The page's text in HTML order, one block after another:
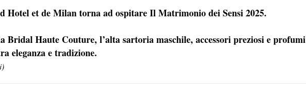
Hotel et de Milan torna ad ospitare Il Matrimonio dei Sensi 2025.
Bridal Haute Couture, l’alta sartoria maschile, accessori preziosi e profumi
eleganza e tradizione.